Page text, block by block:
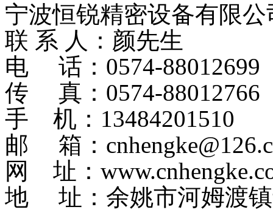
宁波恒锐精密设备有限公
联 系 人：颜先生
电 话：0574-88012699
传 真：0574-88012766
手 机：13484201510
邮 箱：
网 址：
地 址：余姚市河姆渡镇